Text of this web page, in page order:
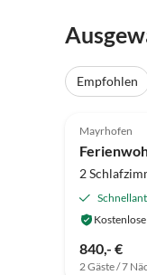
Empfohlen
Mayrhofen
2
840,- €
2 Gäste / 7